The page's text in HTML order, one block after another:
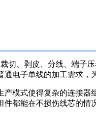
切、剥皮、分线、端子
电子单线的加工需求，
模式使得复杂的连接
都能在不损伤线芯的情